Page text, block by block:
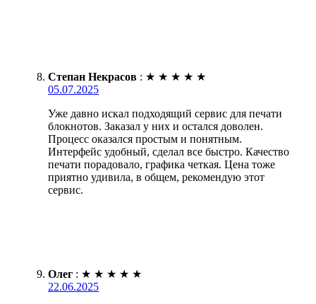
Степан Некрасов : ★ ★ ★ ★ ★
05.07.2025
Уже давно искал подходящий сервис для печати
блокнотов. Заказал у них и остался доволен.
Процесс оказался простым и понятным.
Интерфейс удобный, сделал все быстро. Качество
печати порадовало, графика четкая. Цена тоже
приятно удивила, в общем, рекомендую этот
сервис.
Олег : ★ ★ ★ ★ ★
22.06.2025